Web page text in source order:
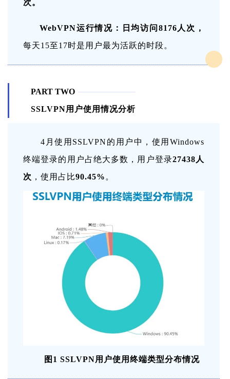
次。
WebVPN运行情况：
日均访问8176人次，
每天15至17时是用户最为活跃的时段。
PART TWO
SSLVPN用户使用情况分析
4月使用SSLVPN的用户中，使用Windows
终端登录的用户占绝大多数，用户登录27438人
次 ，使用占比90.45%。
图1 SSLVPN用户使用终端类型分布情况